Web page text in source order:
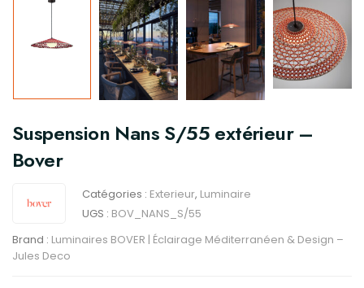
Suspension Nans S/55 extérieur –
Bover
Catégories : Exterieur, Luminaire
UGS : BOV_NANS_S/55
Brand : Luminaires BOVER | Éclairage Méditerranéen & Design –
Jules Deco